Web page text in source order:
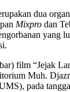
dua
Mixpro dan
yang
film “Jejak
Muh.
pada